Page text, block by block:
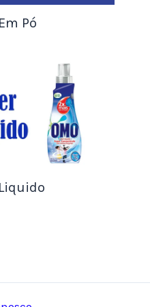
disso, fornecer
de visão gratuitos
do cliente e aumenta
da Saúde Visual
Pó